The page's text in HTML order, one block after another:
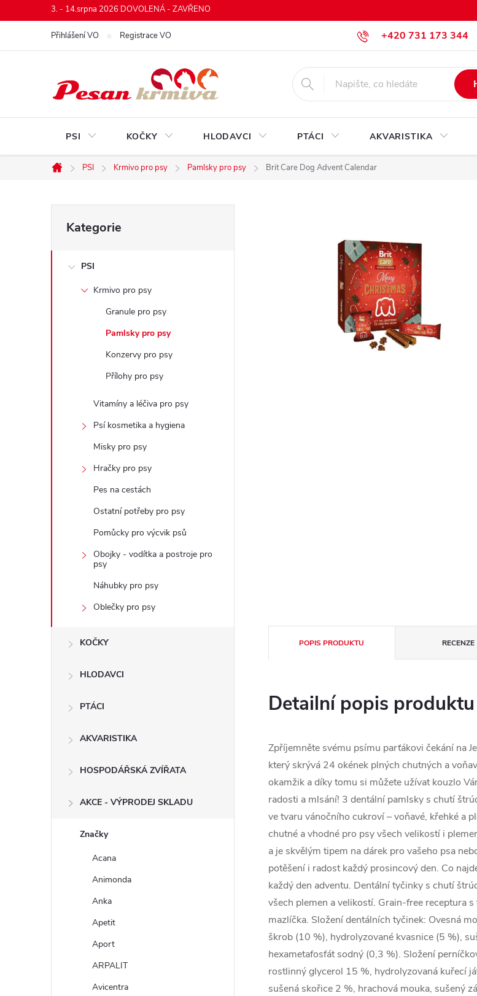
na
3. - 14.srpna 2026 DOVOLENÁ - ZAVŘENO
+420 731 173 344
krmiva@pesan-
Přihlášení VO Registrace VO
PSI KOČKY HLODAVCI PTÁCI AKVARISTIKA
Domů
PSI Krmivo pro psy Pamlsky pro psy Brit Care Dog Advent Calendar
o
l
kategorie
Kategorie
PSI
Krmivo pro psy
Granule pro psy
Pamlsky pro psy
Konzervy pro psy
Přílohy pro psy
Vitamíny a léčiva pro psy
Psí kosmetika a hygiena
Misky pro psy
Hračky pro psy
Pes na cestách
Ostatní potřeby pro psy
Pomůcky pro výcvik psů
Obojky - vodítka a postroje pro
psy
Náhubky pro psy
Oblečky pro psy
KOČKY
HLODAVCI
PTÁCI
AKVARISTIKA
HOSPODÁŘSKÁ ZVÍŘATA
AKCE - VÝPRODEJ SKLADU
Značky
Acana
Animonda
Anka
Apetit
Aport
ARPALIT
Avicentra
POPIS PRODUKTU RECENZE
Detailní popis produktu
Zpříjemněte svému psímu parťákovi čekání na
který skrývá 24 okének plných chutných a
okamžik a díky tomu si můžete užívat kouzlo
radosti a mlsání! 3 dentální pamlsky s chutí
ve tvaru vánočního cukroví – voňavé, křehké a
chutné a vhodné pro psy všech velikostí i
a je skvělým tipem na dárek pro vašeho psa
potěšení i radost každý prosincový den. Co
každý den adventu. Dentální tyčinky s chutí
všech plemen a velikostí. Grain-free receptura
mazlíčka. Složení dentálních tyčinek: Ovesná
škrob (10 %), hydrolyzované kvasnice (5 %),
hexametafosfát sodný (0,3 %). Složení
rostlinný glycerol 15 %, hydrolyzovaná kuřecí
sušená skořice 2 %, hrachová mouka, sušený